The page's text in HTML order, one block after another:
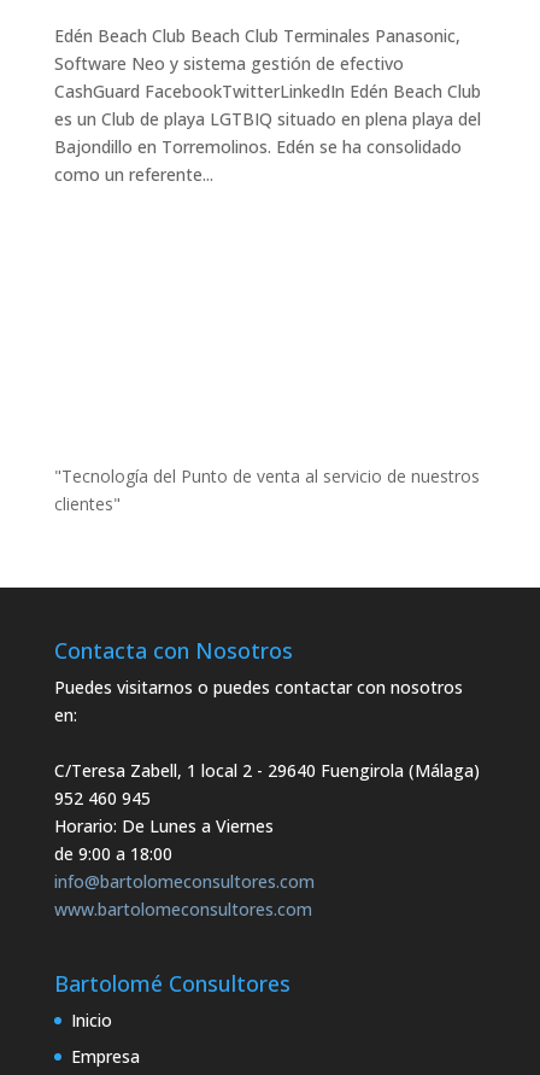
Edén Beach Club Beach Club Terminales Panasonic,
Software Neo y sistema gestión de efectivo
CashGuard FacebookTwitterLinkedIn Edén Beach Club
es un Club de playa LGTBIQ situado en plena playa del
Bajondillo en Torremolinos. Edén se ha consolidado
como un referente...
"Tecnología del Punto de venta al servicio de nuestros
clientes"
Contacta con Nosotros
Puedes visitarnos o puedes contactar con nosotros
en:
C/Teresa Zabell, 1 local 2- 29640 Fuengirola (Málaga)
952 460 945
Horario: De Lunes a Viernes
de 9:00 a 18:00
info@bartolomeconsultores.com
www.bartolomeconsultores.com
Bartolomé Consultores
Inicio
Empresa